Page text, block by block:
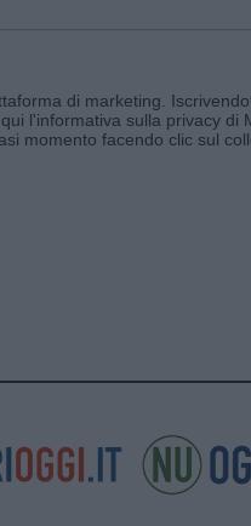
di marketing.
l'informativa sulla privacy di
momento facendo clic sul